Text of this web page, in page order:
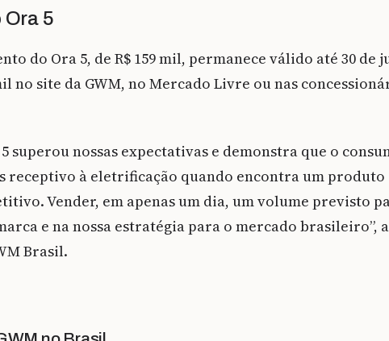
Ora 5
do Ora 5, de R$ 159 mil, permanece válido até 30 de
no site da GWM, no Mercado Livre ou nas
5 superou nossas expectativas e demonstra que o
receptivo à eletrificação quando encontra um produto
Vender, em apenas um dia, um volume previsto
e na nossa estratégia para o mercado brasileiro”,
Brasil.